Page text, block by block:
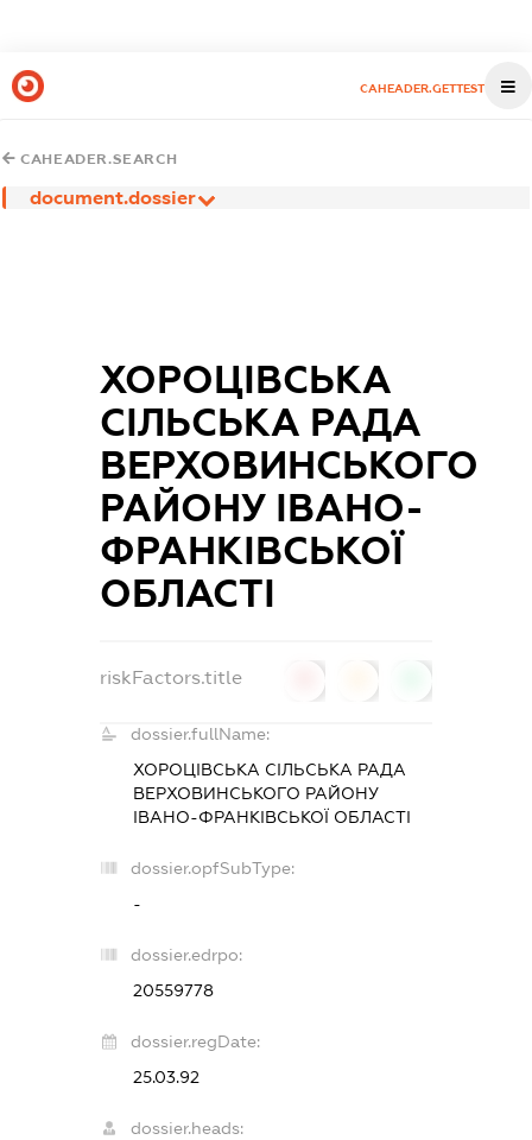
CAHEADER.GETTEST
CAHEADER.SEARCH
document.dossier
ХОРОЦІВСЬКА
СІЛЬСЬКА РАДА
ВЕРХОВИНСЬКОГО
РАЙОНУ ІВАНО-
ФРАНКІВСЬКОЇ
ОБЛАСТІ
riskFactors.title
dossier.fullName:
ХОРОЦІВСЬКА СІЛЬСЬКА РАДА
ВЕРХОВИНСЬКОГО РАЙОНУ
ІВАНО-ФРАНКІВСЬКОЇ ОБЛАСТІ
dossier.opfSubType:
-
dossier.edrpo:
20559778
dossier.regDate:
25.03.92
dossier.heads: